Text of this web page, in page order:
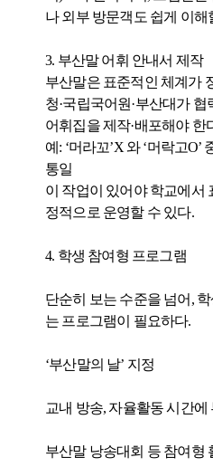
나 외부 방문객도 쉽게 이해
3. 부산말 어휘 안내서 제작
부산말은 표준적인 체계가
청·국립국어원·부산대가
어휘집을 제작·배포해야 한
예: ‘머라꼬’X 와 ‘머락고
통일
이 작업이 있어야 학교에서
정적으로 운영할 수 있다.
4. 학생 참여형 프로그램
단순히 보는 수준을 넘어,
는 프로그램이 필요하다.
‘부산말의 날’ 지정
교내 방송, 자율활동 시간에
부산말 낭송대회 등 참여형